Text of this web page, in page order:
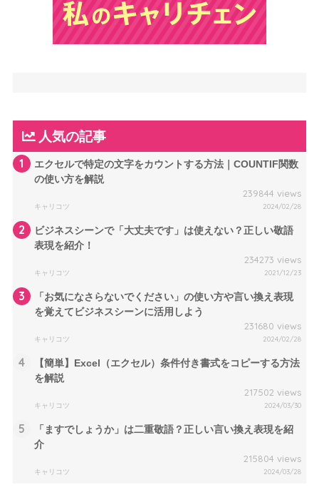
人気の記事
1
エクセルで特定の文字をカウントする方法｜COUNTIF関数
の使い方を解説
239844 views
キャリコツ 2024/02/28
2
ビジネスシーンで「大丈夫です」は使えない？正しい敬語
表現を紹介！
234273 views
キャリコツ 2021/12/23
3
「お気になさらないでください」の使い方や言い換え表現
を覚えてビジネスシーンに活用しよう
231680 views
キャリコツ 2024/02/28
4
【簡単】Excel（エクセル）条件付き書式をコピーする方法
を解説
217502 views
キャリコツ 2024/03/30
5
「ますでしょうか」は二重敬語？正しい言い換え表現を紹
介
215804 views
キャリコツ 2024/03/28